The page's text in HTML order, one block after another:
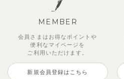
MEMBER
会員さまはお得なポイントや
便利な マイページを
ご利用いただけます。
新規会員登録はこちら